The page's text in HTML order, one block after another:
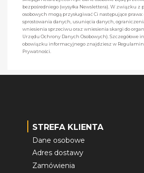
bezpośredniego (wysyłka Newslettera). W związku
osobowych mogą przysługiwać Ci następujące
sprostowania danych, usunięcia danych,
wniesienia sprzeciwu oraz wniesienia skargi do
Urzędu Ochrony Danych Osobowych). Szczegółowe
obowiązku informacyjnego znajdziesz w
Prywatności.
STREFA KLIENTA
Dane osobowe
Adres dostawy
Zamówienia